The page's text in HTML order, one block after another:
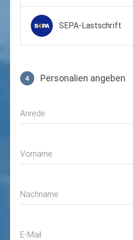
SEPA-Lastschrift
4 Personalien angeben
Anrede
Vorname
Nachname
E-Mail